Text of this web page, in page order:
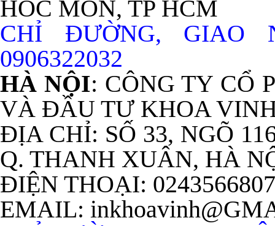
HÓC MÔN, TP HCM
CHỈ ĐƯỜNG, GIAO
0906322032
HÀ NỘI: CÔNG TY CỔ
VÀ ĐẦU TƯ KHOA
ĐỊA CHỈ: SỐ 33, NGÕ
Q. THANH XUÂN, HÀ
ĐIỆN THOẠI:
EMAIL: